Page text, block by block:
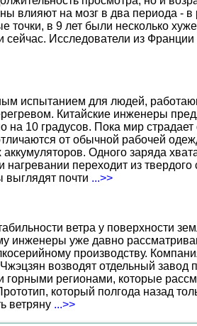
влияют на мозг в два периода
в 9 лет были несколько
Исследователи из
испытанием для людей,
Китайские инженеры
10 градусов. Пока мир
от обычной рабочей
Одного заряда
переходит из
выглядят почти ...>>
ветра у поверхности
инженеры уже давно
производству.
возводят отдельный
регионами, которые
который полгода назад
ветряну ...>>